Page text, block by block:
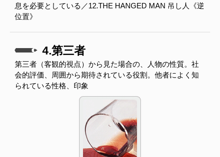
息を必要としている／12.THE HANGED MAN 吊し人《逆
位置》
4.第三者
第三者（客観的視点）から見た場合の、人物の性質。社
会的評価、周囲から期待されている役割。他者によく知
られている性格、印象